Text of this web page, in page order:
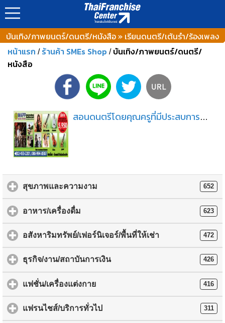
บันเทิง/ภาพยนตร์/ดนตรี/หนังสือ » เรียนดนตรี/เต้นรำ/ร้องเพลง
หน้าแรก / ร้านค้า SMEs Shop / บันเทิง/ภาพยนตร์/ดนตรี/
หนังสือ
สอนดนตรีโดยคุณครูที่มีประสบการณ์ส่งนักเรียนสอบ Trinity ได้คะแนนสูงสุดของประเทศ
สุขภาพและความงาม 652
อาหาร/เครื่องดื่ม 623
อสังหาริมทรัพย์/เฟอร์นิเจอร์/พื้นที่ให้เช่า 472
ธุรกิจ/งาน/สถาบันการเงิน 426
แฟชั่น/เครื่องแต่งกาย 416
แฟรนไชส์/บริการทั่วไป 311